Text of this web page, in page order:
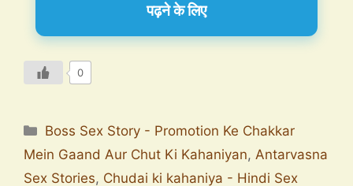
पढ़ने के लिए
0
Boss Sex Story - Promotion Ke Chakkar
Mein Gaand Aur Chut Ki Kahaniyan, Antarvasna
Sex Stories, Chudai ki kahaniya - Hindi Sex